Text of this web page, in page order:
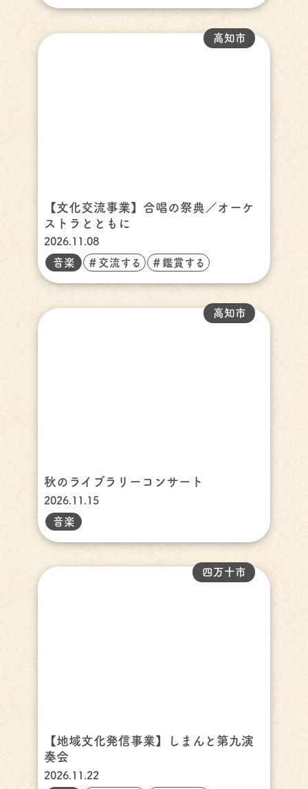
【文化交流事業】合唱の祭典／オーケ
ストラとともに
高知市
2026.11.08
音楽
＃交流する ＃鑑賞する
秋のライブラリーコンサート
高知市
2026.11.15
音楽
【地域文化発信事業】しまんと第九演
奏会
四万十市
2026.11.22